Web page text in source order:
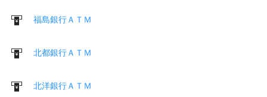
福島銀行ＡＴＭ
北都銀行ＡＴＭ
北洋銀行ＡＴＭ